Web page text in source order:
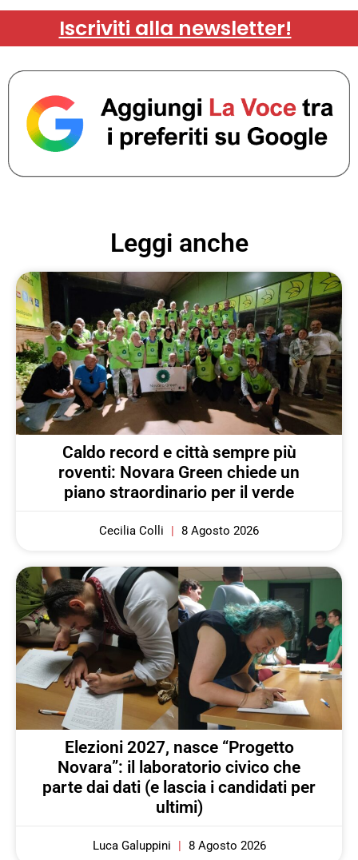
Iscriviti alla newsletter!
Leggi anche
Caldo record e città sempre più
roventi: Novara Green chiede un
piano straordinario per il verde
Cecilia Colli 8 Agosto 2026
Elezioni 2027, nasce “Progetto
Novara”: il laboratorio civico che
parte dai dati (e lascia i candidati per
ultimi)
Luca Galuppini 8 Agosto 2026